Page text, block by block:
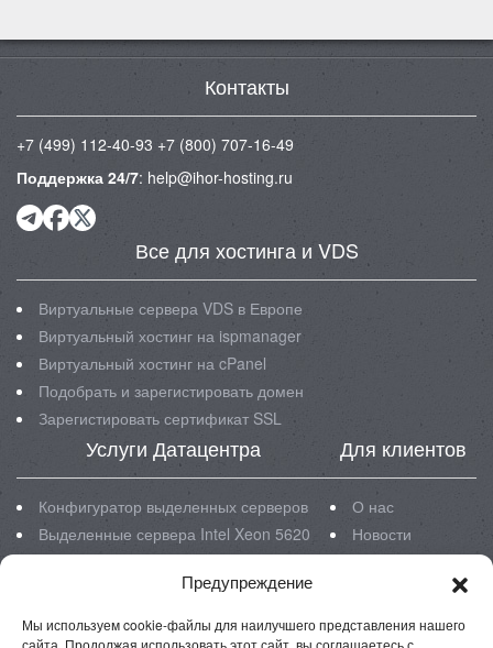
Предупреждение
Мы используем cookie-файлы для наилучшего представления нашего
сайта. Продолжая использовать этот сайт, вы соглашаетесь с
Контакты
+7 (499) 112-40-93 +7 (800) 707-16-49
Поддержка 24/7: help@ihor-hosting.ru
Все для хостинга и VDS
Виртуальные сервера VDS в Европе
Виртуальный хостинг на ispmanager
Виртуальный хостинг на cPanel
Подобрать и зарегистировать домен
Зарегистировать сертификат SSL
Услуги Датацентра
Конфигуратор выделенных серверов
Выделенные сервера Intel Xeon 5620
Выделенные сервера Intel Xeon E3
Выделенные сервера Intel Xeon E5
Размещение серверов в ЦОД
Для клиентов
О нас
Новости
Блог